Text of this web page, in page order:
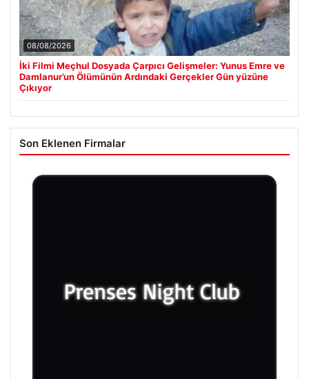
08/08/2026
İki Filmi Meçhul Dosyada Çarpıcı Gelişmeler: Yunus Emre ve
Damlanur’un Ölümünün Ardındaki Gerçekler Gün yüzüne
Çıkıyor
Son Eklenen Firmalar